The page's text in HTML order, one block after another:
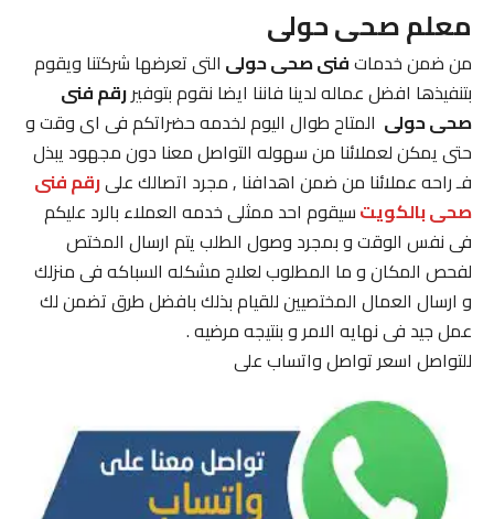
معلم صحى حولى
من ضمن خدماتفنى صحى حولىالتى تعرضها شركتنا ويقوم
بتنفيذها افضل عماله لدينا فاننا ايضا نقوم بتوفيررقم فنى
صحى حولىالمتاح طوال اليوم لخدمه حضراتكم فى اى وقت و
حتى يمكن لعملائنا من سهوله التواصل معنا دون مجهود يبذل
فـ راحه عملائنا من ضمن اهدافنا , مجرد اتصالك علىرقم فنى
صحى بالكويتسيقوم احد ممثلى خدمه العملاء بالرد عليكم
فى نفس الوقت و بمجرد وصول الطلب يتم ارسال المختص
لفحص المكان و ما المطلوب لعلاج مشكله السباكه فى منزلك
و ارسال العمال المختصيين للقيام بذلك بافضل طرق تضمن لك
عمل جيد فى نهايه الامر و بنتيجه مرضيه .
للتواصل اسعر تواصل واتساب على